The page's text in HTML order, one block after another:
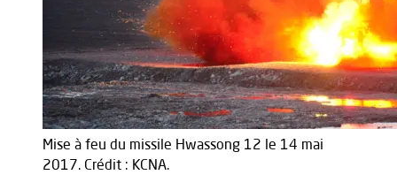
Mise à feu du missile Hwassong 12 le 14 mai
2017. Crédit : KCNA.